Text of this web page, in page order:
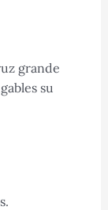
grande
su